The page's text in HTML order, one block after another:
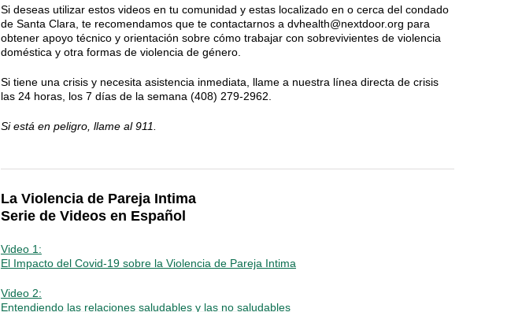
Si deseas utilizar estos videos en tu comunidad y estas localizado en o cerca del condado
de Santa Clara, te recomendamos que te contactarnosa dvhealth@nextdoor.org para
obtener apoyo técnico y orientación sobre cómo trabajar con sobrevivientes de violencia
doméstica y otra formas de violencia de género.
Si tiene una crisis y necesita asistencia inmediata, llame a nuestra línea directa de crisis
las 24 horas, los 7 días de la semana (408) 279-2962.
Si está en peligro, llame al 911.
La Violencia de Pareja Intima
Serie de Videos en Español
Video 1:
El Impacto del Covid-19 sobre la Violencia de Pareja Intima
Video 2:
Entendiendo las relaciones saludables y las no saludables